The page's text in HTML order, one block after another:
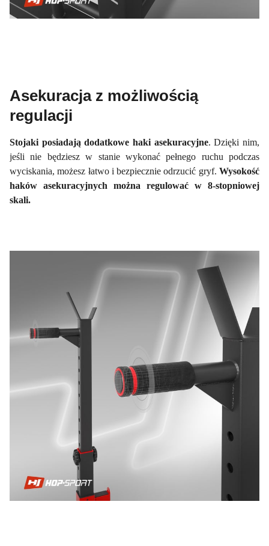
Asekuracja z możliwością
regulacji
Stojaki posiadają dodatkowe haki asekuracyjne. Dzięki nim,
jeśli nie będziesz w stanie wykonać pełnego ruchu podczas
wyciskania, możesz łatwo i bezpiecznie odrzucić gryf. Wysokość
haków asekuracyjnych można regulować w 8-stopniowej
skali.